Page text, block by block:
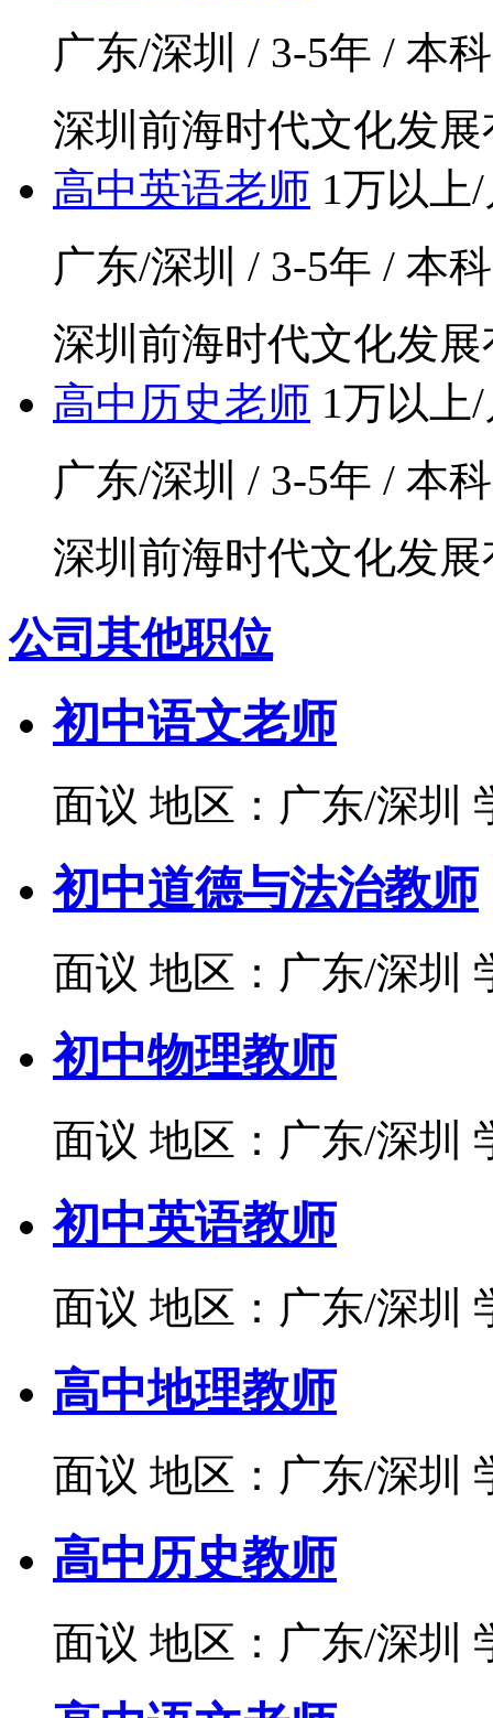
广东/深圳 / 3-5年 / 本
深圳前海时代文化发
高中英语老师 1万以上
广东/深圳 / 3-5年 / 本
深圳前海时代文化发
高中历史老师 1万以上
广东/深圳 / 3-5年 / 本
深圳前海时代文化发
公司其他职位
初中语文老师
面议 地区：广东/深圳
初中道德与法治教师
面议 地区：广东/深圳
初中物理教师
面议 地区：广东/深圳
初中英语教师
面议 地区：广东/深圳
高中地理教师
面议 地区：广东/深圳
高中历史教师
面议 地区：广东/深圳